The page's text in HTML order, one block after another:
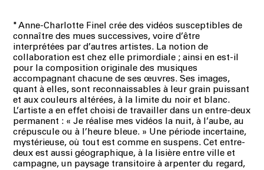
"Anne-Charlotte Finel crée des vidéos susceptibles de
connaître des mues successives,voire d’être
interprétées par d’autres artistes. La notion de
collaboration est chez elle primordiale ;ainsi en est-il
pour la composition originale des musiques
accompagnant chacune de ses œuvres. Ses images,
quant à elles, sont reconnaissables à leur grain puissant
et aux couleurs altérées,à la limite du noir et blanc.
L’artiste a en effet choisi de travailler dans un entre-deux
permanent : « Je réalise mes vidéos la nuit, à l’aube, au
crépuscule ou à l’heure bleue. » Une période incertaine,
mystérieuse, où tout est comme en suspens. Cet entre-
deux est aussi géographique, à la lisière entreville et
campagne, un paysage transitoire à arpenter du regard,